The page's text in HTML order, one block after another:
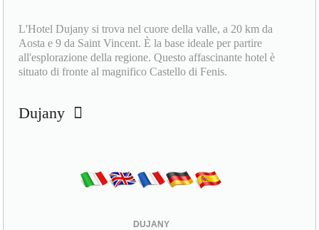
L'Hotel Dujany si trova nel cuore della valle, a 20 km da
Aosta e 9 da Saint Vincent. È la base ideale per partire
all'esplorazione della regione. Questo affascinante hotel è
situato di fronte al magnifico Castello di Fenis.
Dujany
DUJANY